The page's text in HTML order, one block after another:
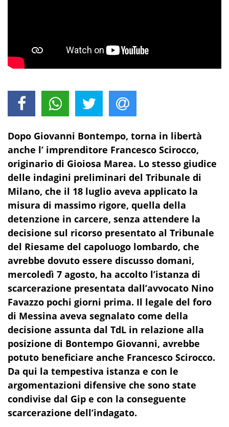
Dopo Giovanni Bontempo, torna in libertà
anche l’ imprenditore Francesco Scirocco,
originario di Gioiosa Marea. Lo stesso giudice
delle indagini preliminari del Tribunale di
Milano, che il 18 luglio aveva applicato la
misura di massimo rigore, quella della
detenzione in carcere, senza attendere la
decisione sul ricorso presentato al Tribunale
del Riesame del capoluogo lombardo, che
avrebbe dovuto essere discusso domani,
mercoledì 7 agosto, ha accolto l’istanza di
scarcerazione presentata dall’avvocato Nino
Favazzo pochi giorni prima. Il legale del foro
di Messina aveva segnalato come della
decisione assunta dal TdL in relazione alla
posizione di Bontempo Giovanni, avrebbe
potuto beneficiare anche Francesco Scirocco.
Da qui la tempestiva istanza e con le
argomentazioni difensive che sono state
condivise dal Gip e con la conseguente
scarcerazione dell’indagato.